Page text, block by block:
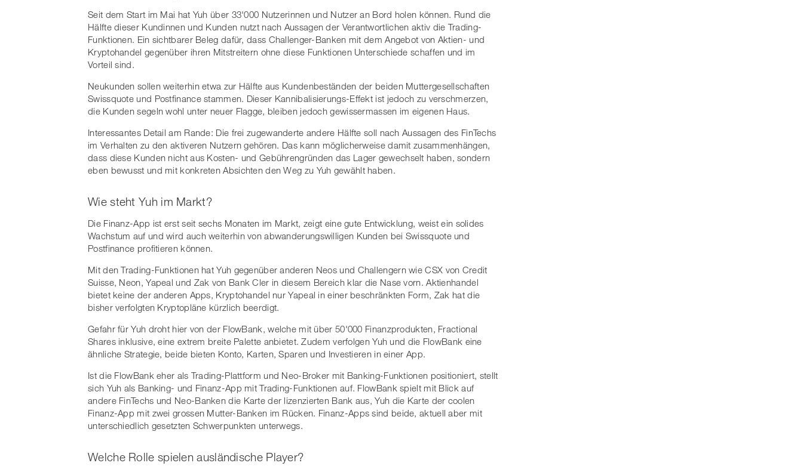
Seit dem Start im Mai hat Yuh über 33'000 Nutzerinnen und Nutzer an Bord holen können. Rund die
Hälfte dieser Kundinnen und Kunden nutzt nach Aussagen der Verantwortlichen aktiv die Trading-
Funktionen. Ein sichtbarer Beleg dafür, dass Challenger-Banken mit dem Angebot von Aktien- und
Kryptohandel gegenüber ihren Mitstreitern ohne diese Funktionen Unterschiede schaffen und im
Vorteil sind.
Neukunden sollen weiterhin etwa zur Hälfte aus Kundenbeständen der beiden Muttergesellschaften
Swissquote und Postfinance stammen. Dieser Kannibalisierungs-Effekt ist jedoch zu verschmerzen,
die Kunden segeln wohl unter neuer Flagge, bleiben jedoch gewissermassen im eigenen Haus.
Interessantes Detail am Rande: Die frei zugewanderte andere Hälfte soll nach Aussagen des FinTechs
im Verhalten zu den aktiveren Nutzern gehören. Das kann möglicherweise damit zusammenhängen,
dass diese Kunden nicht aus Kosten- und Gebührengründen das Lager gewechselt haben, sondern
eben bewusst und mit konkreten Absichten den Weg zu Yuh gewählt haben.
Wie steht Yuh im Markt?
Die Finanz-App ist erst seit sechs Monaten im Markt, zeigt eine gute Entwicklung, weist ein solides
Wachstum auf und wird auch weiterhin von abwanderungswilligen Kunden bei Swissquote und
Postfinance profitieren können.
Mit den Trading-Funktionen hat Yuh gegenüber anderen Neos und Challengern wie CSX von Credit
Suisse, Neon, Yapeal und Zak von Bank Cler in diesem Bereich klar die Nase vorn. Aktienhandel
bietet keine der anderen Apps, Kryptohandel nur Yapeal in einer beschränkten Form, Zak hat die
bisher verfolgten Kryptopläne kürzlich beerdigt.
Gefahr für Yuh droht hier von der FlowBank, welche mit über 50'000 Finanzprodukten, Fractional
Shares inklusive, eine extrem breite Palette anbietet. Zudem verfolgen Yuh und die FlowBank eine
ähnliche Strategie, beide bieten Konto, Karten, Sparen und Investieren in einer App.
Ist die FlowBank eher als Trading-Plattform und Neo-Broker mit Banking-Funktionen positioniert, stellt
sich Yuh als Banking- und Finanz-App mit Trading-Funktionen auf. FlowBank spielt mit Blick auf
andere FinTechs und Neo-Banken die Karte der lizenzierten Bank aus, Yuh die Karte der coolen
Finanz-App mit zwei grossen Mutter-Banken im Rücken. Finanz-Apps sind beide, aktuell aber mit
unterschiedlich gesetzten Schwerpunkten unterwegs.
Welche Rolle spielen ausländische Player?